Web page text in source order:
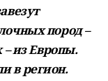
пород –
– из Европы.
в регион.